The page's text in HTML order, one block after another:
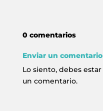
0 comentarios
Enviar un comentario
Lo siento, debes estar
un comentario.